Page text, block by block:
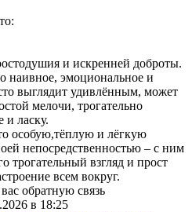
и искренней доброты.
наивное, эмоциональное и
выглядит удивлённым, может
мелочи, трогательно
и ласку.
особую,тёплую и лёгкую
непосредственностью – с ним
трогательный взгляд и прост
всем вокруг.
обратную связь
в 18:25